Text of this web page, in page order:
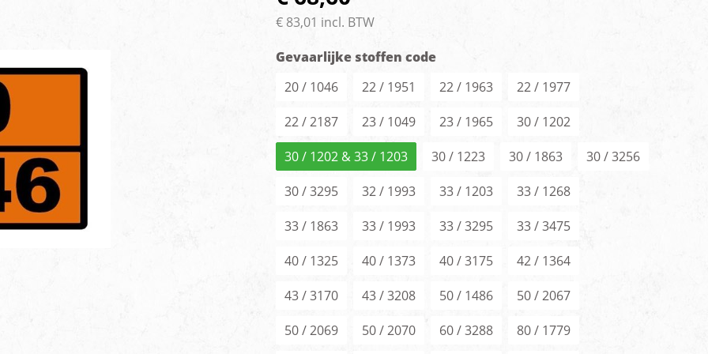
€ 83,01 incl. BTW
Gevaarlijke stoffen code
20 / 1046
22 / 1951 22 / 1963
22 / 1977
22 / 2187
23 / 1049 23 / 1965
30 / 1202
30 / 1202 & 33 / 1203
30 / 1223 30 / 1863
30 / 3256
30 / 3295
32 / 1993 33 / 1203
33 / 1268
33 / 1863
33 / 1993 33 / 3295
33 / 3475
40 / 1325
40 / 1373 40 / 3175
42 / 1364
43 / 3170
43 / 3208 50 / 1486
50 / 2067
50 / 2069
50 / 2070 60 / 3288
80 / 1779